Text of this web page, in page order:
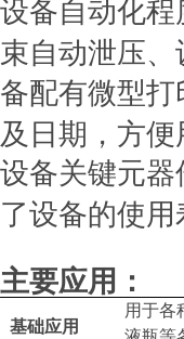
设备自动化
束自动泄压
备配有微型
及日期，方
设备关键元
了设备的使用
主要应用：
基础应用
用于各